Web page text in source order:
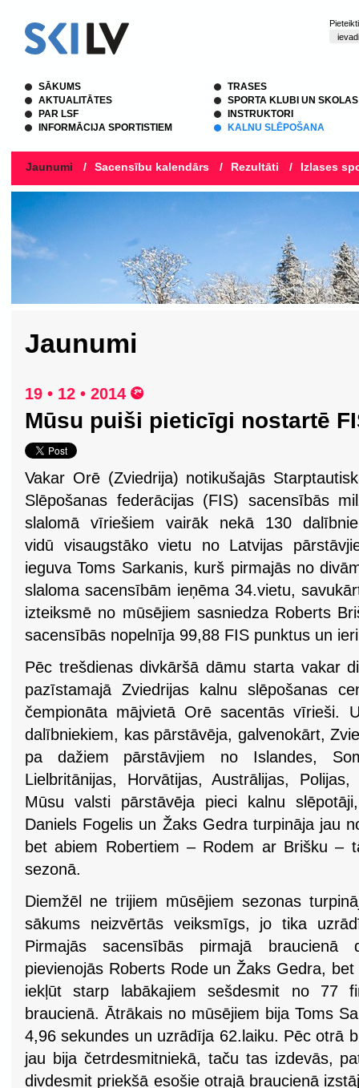
SĀKUMS
AKTUALITĀTES
PAR LSF
INFORMĀCIJA SPORTISTIEM
TRASES
SPORTA KLUBI UN SKOLAS
INSTRUKTORI
KALNU SLĒPOŠANA
Jaunumi / Sacensību kalendārs / Rezultāti / Izlases
Jaunumi
19 • 12 • 2014
Mūsu puiši pieticīgi nostartē
Vakar Orē (Zviedrija) notikušajās
Slēpošanas federācijas (FIS) sacensībās
slalomā vīriešiem vairāk nekā 130
vidū visaugstāko vietu no Latvijas
ieguva Toms Sarkanis, kurš pirmajās no
slaloma sacensībām ieņēma 34.vietu,
izteiksmē no mūsējiem sasniedza Roberts
sacensībās nopelnīja 99,88 FIS punktus un
Pēc trešdienas divkāršā dāmu starta vakar
pazīstamajā Zviedrijas kalnu slēpošanas
čempionāta mājvietā Orē sacentās vīrieši.
dalībniekiem, kas pārstāvēja, galvenokārt,
pa dažiem pārstāvjiem no Islandes,
Lielbritānijas, Horvātijas, Austrālijas,
Mūsu valsti pārstāvēja pieci kalnu
Daniels Fogelis un Žaks Gedra turpināja jau
bet abiem Robertiem – Rodem ar Brišku –
sezonā.
Diemžēl ne trijiem mūsējiem sezonas
sākums neizvērtās veiksmīgs, jo tika
Pirmajās sacensībās pirmajā braucienā
pievienojās Roberts Rode un Žaks Gedra,
iekļūt starp labākajiem sešdesmit no 77
braucienā. Ātrākais no mūsējiem bija Toms
4,96 sekundes un uzrādīja 62.laiku. Pēc otrā
jau bija četrdesmitniekā, taču tas izdevās,
divdesmit priekšā esošie otrajā braucienā